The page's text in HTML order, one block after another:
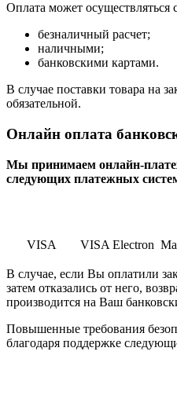
Оплата может
безналичный расчет;
наличными;
банковскими картами.
В случае поставки товара на
обязательной.
Онлайн оплата
Мы принимаем онлайн-
cледующих платежных
VISA VISA Electron
В случае, если Вы оплатили
затем отказались от него,
производится на Ваш
Повышенные требования
благодаря поддержке